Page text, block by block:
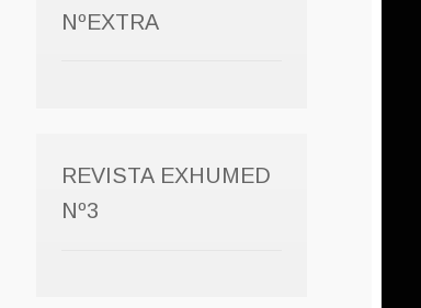
NºEXTRA
REVISTA EXHUMED
Nº3